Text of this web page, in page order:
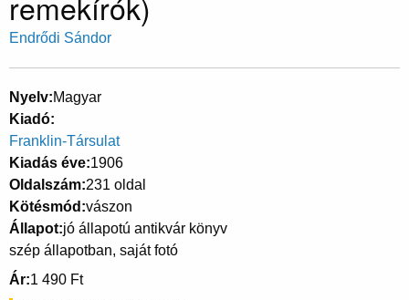
Endrődi Sándor
Nyelv Magyar
Kiadó
Franklin-Társulat
Kiadás éve 1906
Oldalszám 231 oldal
Kötésmód vászon
Állapot jó állapotú antikvár könyv
szép állapotban, saját fotó
Ár 1 490 Ft